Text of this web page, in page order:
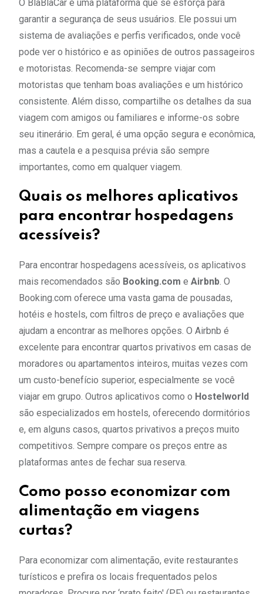
O BlaBlaCar é uma plataforma que se esforça para
garantir a segurança de seus usuários. Ele possui um
sistema de avaliações e perfis verificados, onde você
pode ver o histórico e as opiniões de outros passageiros
e motoristas. Recomenda-se sempre viajar com
motoristas que tenham boas avaliações e um histórico
consistente. Além disso, compartilhe os detalhes da sua
viagem com amigos ou familiares e informe-os sobre
seu itinerário. Em geral, é uma opção segura e econômica,
mas a cautela e a pesquisa prévia são sempre
importantes, como em qualquer viagem.
Quais os melhores aplicativos
para encontrar hospedagens
acessíveis?
Para encontrar hospedagens acessíveis, os aplicativos
mais recomendados são Booking.com e Airbnb . O
Booking.com oferece uma vasta gama de pousadas,
hotéis e hostels, com filtros de preço e avaliações que
ajudam a encontrar as melhores opções. O Airbnb é
excelente para encontrar quartos privativos em casas de
moradores ou apartamentos inteiros, muitas vezes com
um custo-benefício superior, especialmente se você
viajar em grupo. Outros aplicativos como o Hostelworld
são especializados em hostels, oferecendo dormitórios
e, em alguns casos, quartos privativos a preços muito
competitivos. Sempre compare os preços entre as
plataformas antes de fechar sua reserva.
Como posso economizar com
alimentação em viagens
curtas?
Para economizar com alimentação, evite restaurantes
turísticos e prefira os locais frequentados pelos